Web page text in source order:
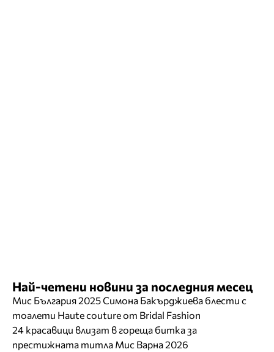
Най-четени новини за последния месец
Мис България 2025 Симона Бакърджиева блести с
тоалети Haute couture от Bridal Fashion
24 красавици влизат в гореща битка за
престижната титла Мис Варна 2026